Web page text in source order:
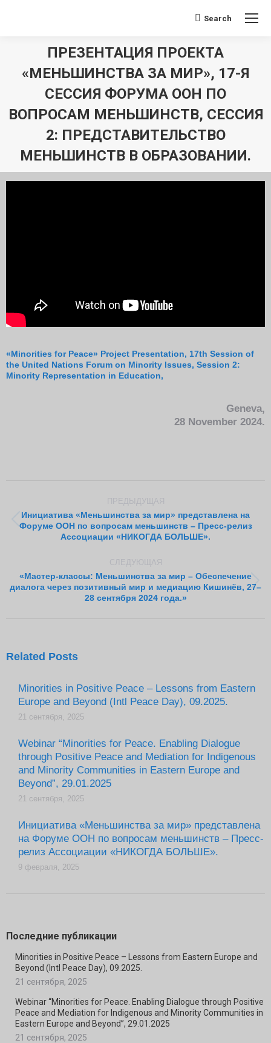
Поиск:
Search
ПРЕЗЕНТАЦИЯ ПРОЕКТА
«МЕНЬШИНСТВА ЗА МИР», 17-Я
СЕССИЯ ФОРУМА ООН ПО
ВОПРОСАМ МЕНЬШИНСТВ, СЕССИЯ
2: ПРЕДСТАВИТЕЛЬСТВО
МЕНЬШИНСТВ В ОБРАЗОВАНИИ.
Вы здесь:
«Minorities for Peace» Project Presentation, 17th Session of
the United Nations Forum on Minority Issues, Session 2:
Minority Representation in Education,
Geneva,
28 November 2024.
записям
ПРЕДЫДУЩАЯ
Предыдущая
запись:
Инициатива «Меньшинства за мир» представлена на
Форуме ООН по вопросам меньшинств – Пресс-релиз
Ассоциации «НИКОГДА БОЛЬШЕ».
СЛЕДУЮЩАЯ
Следующая
запись:
«Мастер-классы: Меньшинства за мир – Обеспечение
диалога через позитивный мир и медиацию Кишинёв, 27–
28 сентября 2024 года.»
Related Posts
Minorities in Positive Peace – Lessons from Eastern
Europe and Beyond (Intl Peace Day), 09.2025.
21 сентября, 2025
Webinar “Minorities for Peace. Enabling Dialogue
through Positive Peace and Mediation for Indigenous
and Minority Communities in Eastern Europe and
Beyond”, 29.01.2025
21 сентября, 2025
Инициатива «Меньшинства за мир» представлена
на Форуме ООН по вопросам меньшинств – Пресс-
релиз Ассоциации «НИКОГДА БОЛЬШЕ».
9 февраля, 2025
Последние публикации
Minorities in Positive Peace – Lessons from Eastern Europe and
Beyond (Intl Peace Day), 09.2025.
21 сентября, 2025
Webinar “Minorities for Peace. Enabling Dialogue through Positive
Peace and Mediation for Indigenous and Minority Communities in
Eastern Europe and Beyond”, 29.01.2025
21 сентября, 2025